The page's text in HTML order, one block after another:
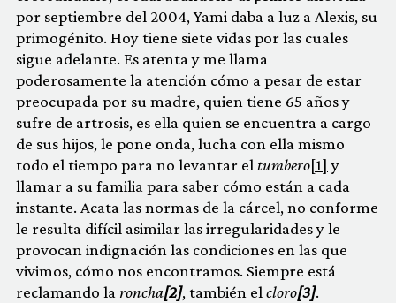
por septiembre del 2004, Yami daba a luz a Alexis, su
primogénito. Hoy tiene siete vidas por las cuales
sigue adelante. Es atenta y me llama
poderosamente la atención cómo a pesar de estar
preocupada por su madre, quien tiene 65 años y
sufre de artrosis, es ella quien se encuentra a cargo
de sus hijos, le pone onda, lucha con ella mismo
todo el tiempo para no levantar eltumbero[1] y
llamar a su familia para saber cómo están a cada
instante. Acata las normas de la cárcel, no conforme
le resulta difícil asimilar las irregularidades y le
provocan indignación las condiciones en las que
vivimos, cómo nos encontramos. Siempre está
reclamando laroncha[2], también elcloro[3].